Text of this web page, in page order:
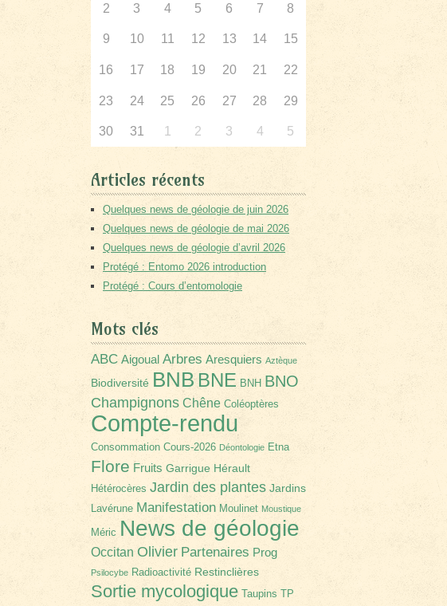
2 3 4 5 6 7 8
9 10 11 12 13 14 15
16 17 18 19 20 21 22
23 24 25 26 27 28 29
30 31 1 2 3 4 5
Articles récents
Quelques news de géologie de juin 2026
Quelques news de géologie de mai 2026
Quelques news de géologie d’avril 2026
Protégé : Entomo 2026 introduction
Protégé : Cours d’entomologie
Mots clés
ABC Aigoual Arbres Aresquiers Aztèque
Biodiversité BNB BNE BNH BNO
Champignons Chêne Coléoptères
Compte-rendu
Consommation Cours-2026 Déontologie Etna
Flore Fruits Garrigue Hérault
Hétérocères Jardin des plantes Jardins
Lavérune Manifestation Moulinet Moustique
Méric News de géologie
Occitan Olivier Partenaires Prog
Psilocybe Radioactivité Restinclières
Sortie mycologique Taupins TP